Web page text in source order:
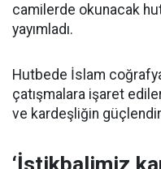
camilerde okunacak
yayımladı.
Hutbede İslam
çatışmalara işaret
ve kardeşliğin